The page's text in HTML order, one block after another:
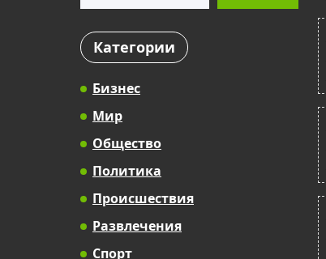
Категории
Бизнес
Мир
Общество
Политика
Происшествия
Развлечения
Спорт